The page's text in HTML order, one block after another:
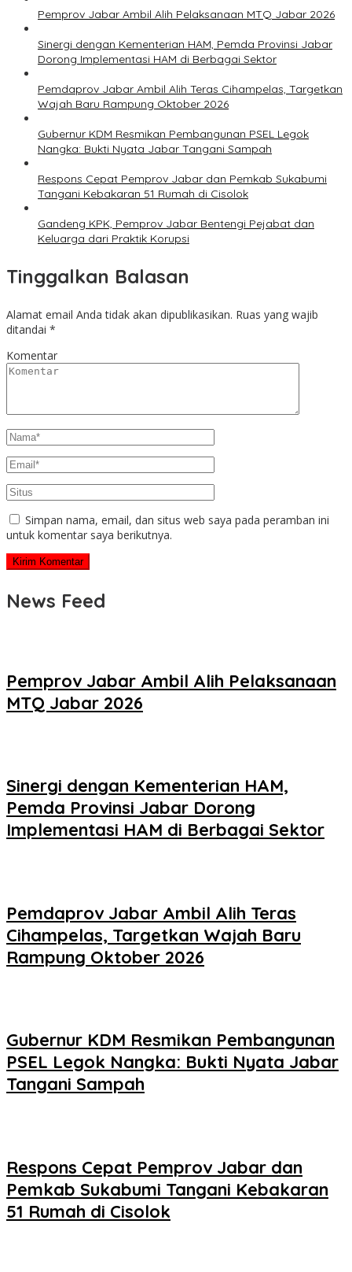
Pemprov Jabar Ambil Alih Pelaksanaan MTQ Jabar 2026
Sinergi dengan Kementerian HAM, Pemda Provinsi Jabar
Dorong Implementasi HAM di Berbagai Sektor
Pemdaprov Jabar Ambil Alih Teras Cihampelas, Targetkan
Wajah Baru Rampung Oktober 2026
Gubernur KDM Resmikan Pembangunan PSEL Legok
Nangka: Bukti Nyata Jabar Tangani Sampah
Respons Cepat Pemprov Jabar dan Pemkab Sukabumi
Tangani Kebakaran 51 Rumah di Cisolok
Gandeng KPK, Pemprov Jabar Bentengi Pejabat dan
Keluarga dari Praktik Korupsi
Tinggalkan Balasan
Alamat email Anda tidak akan dipublikasikan. Ruas yang wajib
ditandai *
Komentar
Simpan nama, email, dan situs web saya pada peramban ini
untuk komentar saya berikutnya.
News Feed
Pemprov Jabar Ambil Alih Pelaksanaan
MTQ Jabar 2026
Sinergi dengan Kementerian HAM,
Pemda Provinsi Jabar Dorong
Implementasi HAM di Berbagai Sektor
Pemdaprov Jabar Ambil Alih Teras
Cihampelas, Targetkan Wajah Baru
Rampung Oktober 2026
Gubernur KDM Resmikan Pembangunan
PSEL Legok Nangka: Bukti Nyata Jabar
Tangani Sampah
Respons Cepat Pemprov Jabar dan
Pemkab Sukabumi Tangani Kebakaran
51 Rumah di Cisolok